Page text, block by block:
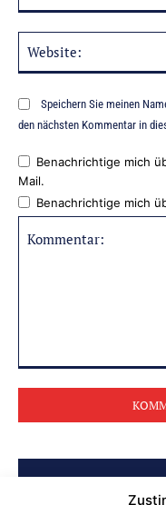
Speichern Sie meinen
den nächsten Kommentar in
Benachrichtige mich
Mail.
Benachrichtige mich
BELIEBTE